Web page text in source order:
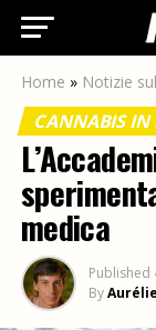
Home » Notizie
CANNABIS IN
medica
Published
By